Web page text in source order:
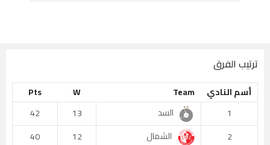
ترتيب الفرق
أسم النادي Team
W
Pts
1
السد 13
42
2
الشمال 12
40